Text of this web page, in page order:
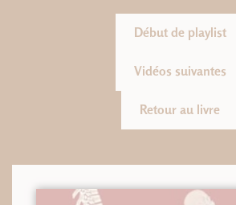
Début de playlist
Vidéos suivantes
Retour au livre